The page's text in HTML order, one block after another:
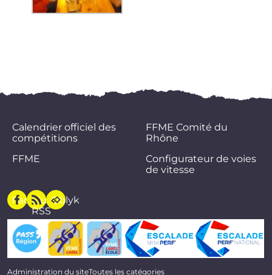
Calendrier officiel des
compétitions
FFME
FFME Comité du
Rhône
Configurateur de voies
de vitesse
Facebook
Flux
RSS
Oblyk
Administration du siteToutes les catégories